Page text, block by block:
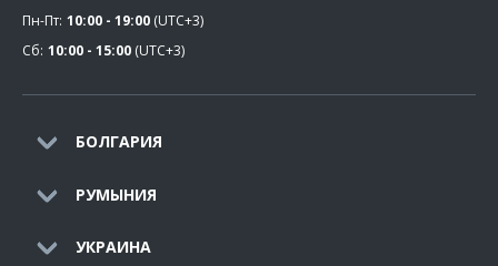
БОЛГАРИЯ
РУМЫНИЯ
УКРАИНА
Пн-Пт: 10:00 - 19:00 (UTC+3)
Сб: 10:00 - 15:00 (UTC+3)